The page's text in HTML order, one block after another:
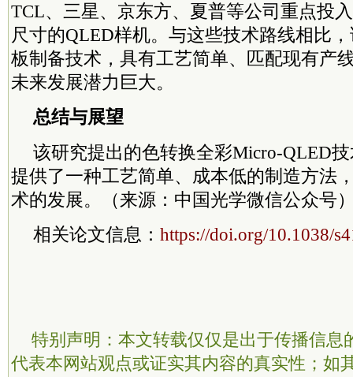
TCL、三星、京东方、夏普等公司重点投
尺寸的QLED样机。与这些技术路线相比
板制备技术，具有工艺简单、匹配现有产
未来发展潜力巨大。
总结与展望
该研究提出的色转换全彩Micro-QLED
提供了一种工艺简单、成本低的制造方法
术的发展。（来源：中国光学微信公众号
相关论文信息： https://doi.org/10.1038/
特别声明：本文转载仅仅是出于传播信息
代表本网站观点或证实其内容的真实性；如